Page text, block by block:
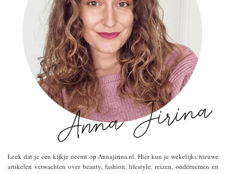
Leuk dat je een kijkje neemt op Annajirina.nl. Hier kun je wekelijks nieuwe
artikelen verwachten over beauty, fashion, lifestyle, reizen, ondernemen en